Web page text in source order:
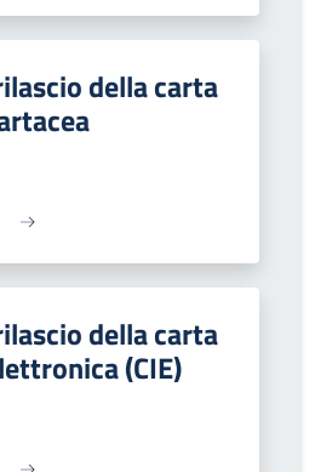
della carta
della carta
(CIE)